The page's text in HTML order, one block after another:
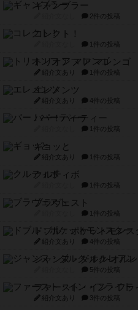
ギャンブラー
2件の投稿
コレクト！
1件の投稿
トリオンフ ア マレンゴ
紹介文あり 1件の投稿
エレメンツ
紹介文あり 4件の投稿
バー！パーティー
1件の投稿
ギョッと
紹介文あり 1件の投稿
クルティボ
1件の投稿
ブラヴェスト
1件の投稿
ドブル：ポケットモンス
紹介文あり 4件の投稿
ジャンヌ・ダルク-オル
5件の投稿
ファースト・イン・フラ
紹介文あり 3件の投稿